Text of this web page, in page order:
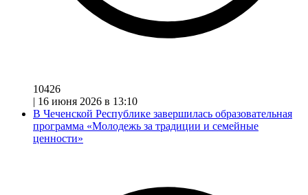
10426
| 16 июня 2026 в 13:10
В Чеченской Республике завершилась образовательная
программа «Молодежь за традиции и семейные
ценности»